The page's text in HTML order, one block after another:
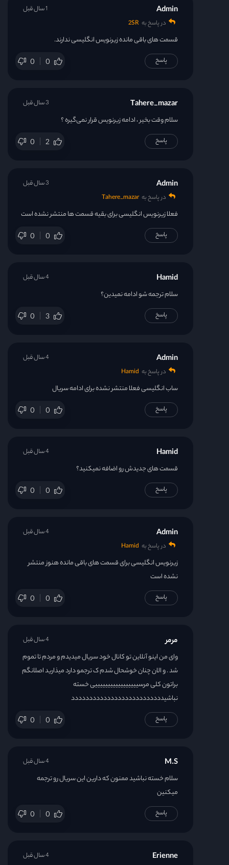
Admin
در پاسخ به 2SR
قسمت های باقی مانده زیرنویس انگلیسی ندارند.
0 0
1 سال قبل
پاسخ
Tahere_mazar
سلام وقت بخیر ، ادامه زیرنویس قرار نمی‌گیره ؟
0 2
3 سال قبل
پاسخ
Admin
در پاسخ به Tahere_mazar
فعلا زیرنویس انگلیسی برای بقیه قسمت ها منتشر نشده است
0 0
3 سال قبل
پاسخ
Hamid
سلام ترجمه شو ادامه نمیدین؟
0 3
4 سال قبل
پاسخ
Admin
در پاسخ به Hamid
ساب انگلیسی فعلا منتشر نشده برای ادامه سریال
0 0
4 سال قبل
پاسخ
Hamid
قسمت های جدیدش رو اضافه نمیکنید؟
0 0
4 سال قبل
پاسخ
Admin
در پاسخ به Hamid
زیرنویس انگلیسی برای قسمت های باقی مانده هنوز منتشر
نشده است
0 0
4 سال قبل
پاسخ
مرمر
وای من اینو آنلاین تو کانال خود سریال میدیدم و مردم تا تموم
شد . و الان چنان خوشحال شدم ک ترجمو دارد میذارید اصلانگم
براتون کلی مرسیییییییییییییییییی خسته
نباشیدددددددددددددددددددددددددد
0 0
4 سال قبل
پاسخ
M.S
سلام خسته نباشید ممنون که دارین این سریال رو ترجمه
میکنین
0 0
4 سال قبل
پاسخ
Erienne 4 سال قبل